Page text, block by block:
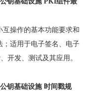
操作的基本功能要求和
；适用于电子签名、电子
开发、测试及其应用。
钥基础设施 时间戳规